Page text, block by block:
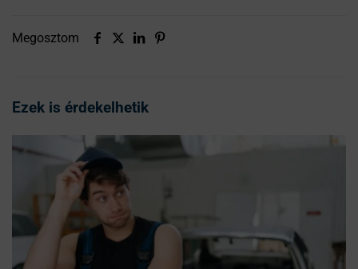
Megosztom
Ezek is érdekelhetik